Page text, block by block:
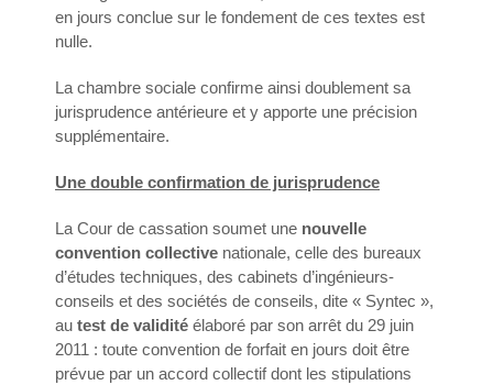
en jours conclue sur le fondement de ces textes est
nulle.
La chambre sociale confirme ainsi doublement sa
jurisprudence antérieure et y apporte une précision
supplémentaire.
Une double confirmation de jurisprudence
La Cour de cassation soumet une nouvelle
convention collective nationale, celle des bureaux
d’études techniques, des cabinets d’ingénieurs-
conseils et des sociétés de conseils, dite « Syntec »,
au test de validité élaboré par son arrêt du 29 juin
2011 : toute convention de forfait en jours doit être
prévue par un accord collectif dont les stipulations